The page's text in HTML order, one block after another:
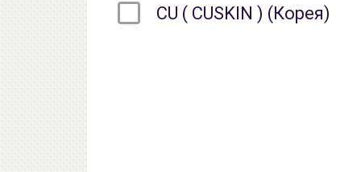
CU ( CUSKIN ) (Корея)